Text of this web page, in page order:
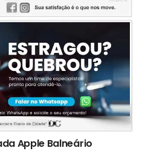
Apple Balneário